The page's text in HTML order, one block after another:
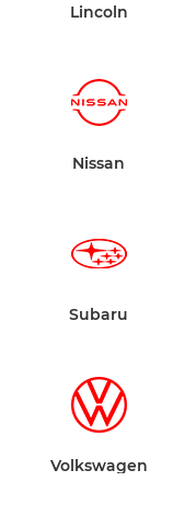
Lincoln
Nissan
Subaru
Volkswagen